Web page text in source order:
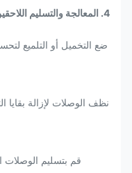
4. المعالجة والتسليم اللاحقين
ضع التخميل أو التلميع
نظف الوصلات لإزالة بقايا
قم بتسليم الوصلات